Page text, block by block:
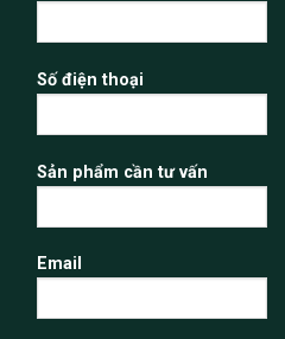
Số điện thoại
Sản phẩm cần tư vấn
Email